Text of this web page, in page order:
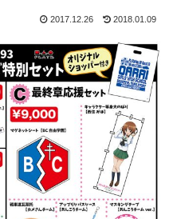
2017.12.26 2018.01.09